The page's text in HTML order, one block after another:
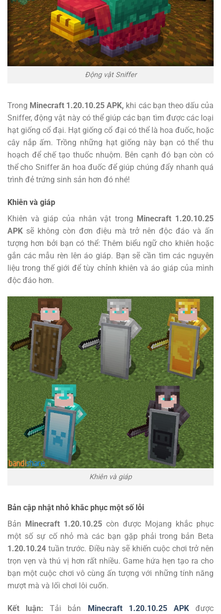
Động vật Sniffer
Trong Minecraft 1.20.10.25 APK, khi các bạn theo dấu của
Sniffer, động vật này có thể giúp các bạn tìm được các loại
hạt giống cổ đại. Hạt giống cổ đại có thể là hoa đuốc, hoặc
cây nắp ấm. Trồng những hạt giống này bạn có thể thu
hoạch để chế tạo thuốc nhuộm. Bên cạnh đó bạn còn có
thể cho Sniffer ăn hoa đuốc để giúp chúng đẩy nhanh quá
trình đẻ trứng sinh sản hơn đó nhé!
Khiên và giáp
Khiên và giáp của nhân vật trong Minecraft 1.20.10.25
APK sẽ không còn đơn điệu mà trở nên độc đáo và ấn
tượng hơn bởi bạn có thể: Thêm biểu ngữ cho khiên hoặc
gắn các mẫu rèn lên áo giáp. Bạn sẽ cần tìm các nguyên
liệu trong thế giới để tùy chỉnh khiên và áo giáp của mình
độc đáo hơn.
Khiên và giáp
Bản cập nhật nhỏ khắc phục một số lỗi
Bản Minecraft 1.20.10.25 còn được Mojang khắc phục
một số sự cố nhỏ mà các bạn gặp phải trong bản Beta
1.20.10.24 tuần trước. Điều này sẽ khiến cuộc chơi trở nên
trọn vẹn và thú vị hơn rất nhiều. Game hứa hẹn tạo ra cho
bạn một cuộc chơi vô cùng ấn tượng với những tính năng
mượt mà và lối chơi lôi cuốn.
Kết luận: Tải bản Minecraft 1.20.10.25 APKđược